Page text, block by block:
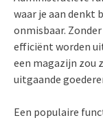
waar je aan denkt
onmisbaar.
efficiënt worden
een magazijn zou
uitgaande
Een populaire